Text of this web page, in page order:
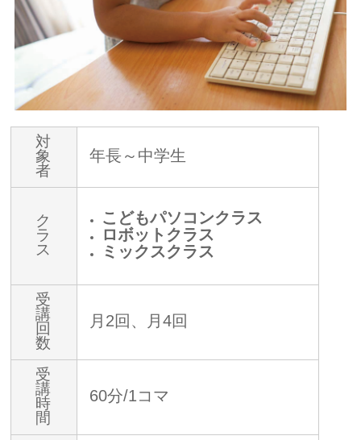
対
象
者
年長～中学生
ク
ラ
ス
こどもパソコンクラス
ロボットクラス
ミックスクラス
受
講
回
数
月2回、月4回
受
講
時
間
60分/1コマ